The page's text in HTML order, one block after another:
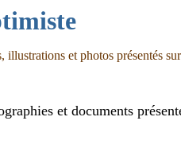
et photos présentés
et documents